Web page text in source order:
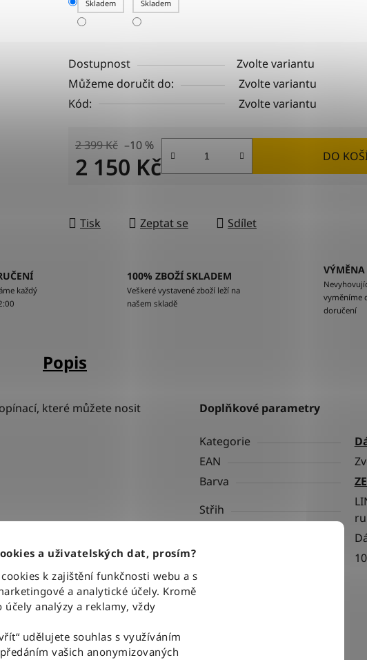
a uživatelských dat, prosím?
k zajištění funkčnosti webu a s
a analytické účely. Kromě
analýzy a reklamy, vždy
udělujete souhlas s využíváním
vašich anonymizovaných
Skladem Skladem
Dostupnost
Zvolte variantu
Můžeme doručit do:
Zvolte variantu
Kód:
Zvolte variantu
2 399 Kč –10 %
2 150 Kč DO
Tisk Zeptat se Sdílet
každý
100% ZBOŽÍ SKLADEM
Veškeré vystavené zboží leží na
našem skladě
vyměníme
doručení
Popis
které můžete nosit
s logem značky Lee.
Doplňkové parametry
Kategorie
EAN
Barva
Střih